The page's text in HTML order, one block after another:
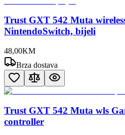
Trust GXT 542 Muta
NintendoSwitch, bijeli
48,00KM
Brza dostava
Trust GXT 542 Muta wls
controller